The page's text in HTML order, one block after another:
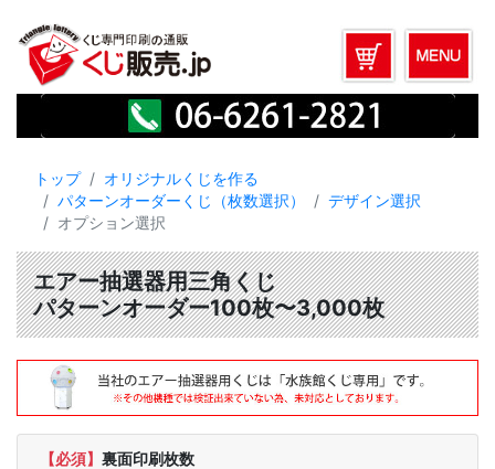
トップ
オリジナルくじを作る
パターンオーダーくじ（枚数選択）
デザイン選択
オプション選択
エアー抽選器用三角くじ
パターンオーダー100枚〜3,000枚
【必須】 裏面印刷枚数